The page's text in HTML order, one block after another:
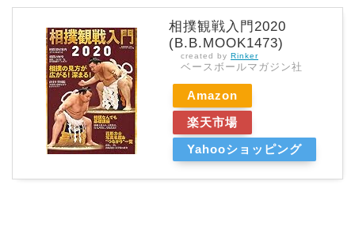
相撲観戦入門2020
(B.B.MOOK1473)
created by Rinker
ベースボールマガジン社
Amazon
楽天市場
Yahooショッピング